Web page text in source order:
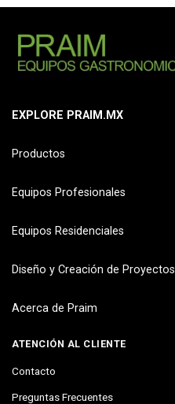
EXPLORE PRAIM.MX
Productos
Equipos Profesionales
Equipos Residenciales
Diseño y Creación de Proyectos
Acerca de Praim
ATENCIÓN AL CLIENTE
Contacto
Preguntas Frecuentes